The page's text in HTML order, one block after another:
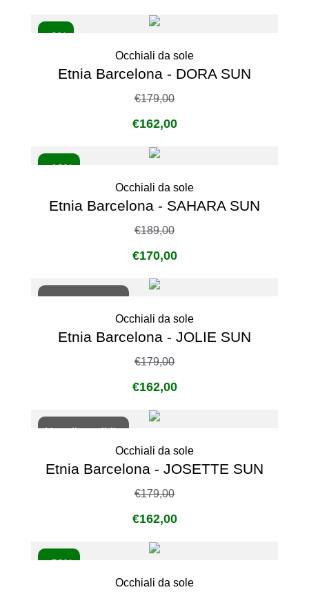
- 9%
Occhiali da sole
Etnia Barcelona - DORA SUN
€179,00
€162,00
- 10%
Occhiali da sole
Etnia Barcelona - SAHARA SUN
€189,00
€170,00
Occhiali da sole
Etnia Barcelona - JOLIE SUN
€179,00
€162,00
Occhiali da sole
Etnia Barcelona - JOSETTE SUN
€179,00
€162,00
- 50%
Occhiali da sole